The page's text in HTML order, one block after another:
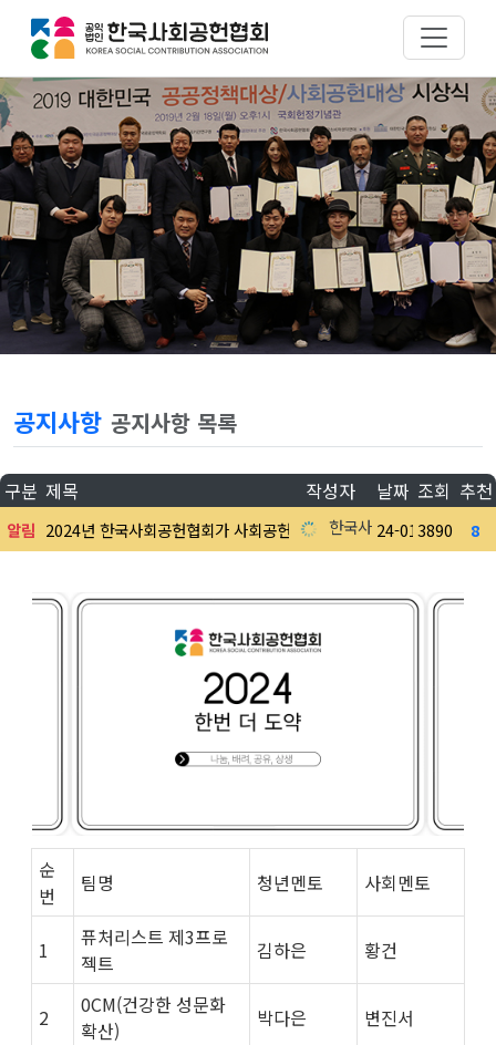
공지사항 공지사항 목록
구분 제목 작성자 날짜 조회 추천
알림 2024년 한국사회공헌협회가 사회공헌문화 활성화를 위해 한번 더 도
한국사회공헌협회
24-01-03
3890 8
순
번
팀명 청년멘토 사회멘토
1
퓨처리스트 제3프로
젝트
김하은 황건
2
0CM(건강한 성문화
확산)
박다은 변진서